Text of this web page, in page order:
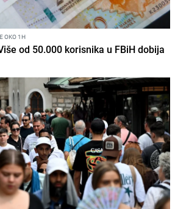
OKO 1H
od 50.000 korisnika u FBiH dobija